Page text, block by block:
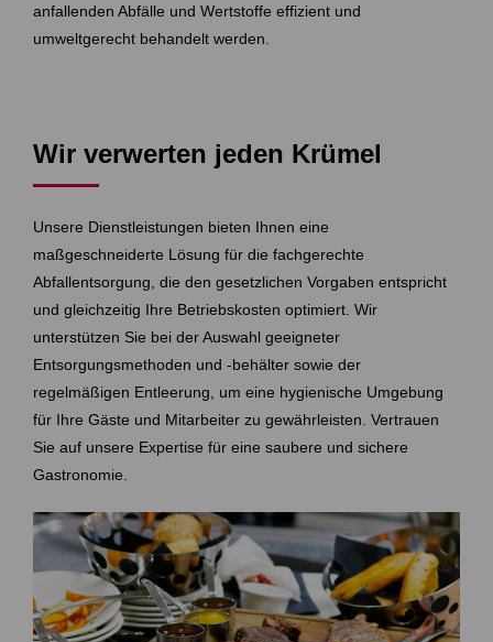
anfallenden Abfälle und Wertstoffe effizient und
umweltgerecht behandelt werden.
Wir verwerten jeden Krümel
Unsere Dienstleistungen bieten Ihnen eine
maßgeschneiderte Lösung für die fachgerechte
Abfallentsorgung, die den gesetzlichen Vorgaben entspricht
und gleichzeitig Ihre Betriebskosten optimiert. Wir
unterstützen Sie bei der Auswahl geeigneter
Entsorgungsmethoden und -behälter sowie der
regelmäßigen Entleerung, um eine hygienische Umgebung
für Ihre Gäste und Mitarbeiter zu gewährleisten. Vertrauen
Sie auf unsere Expertise für eine saubere und sichere
Gastronomie.